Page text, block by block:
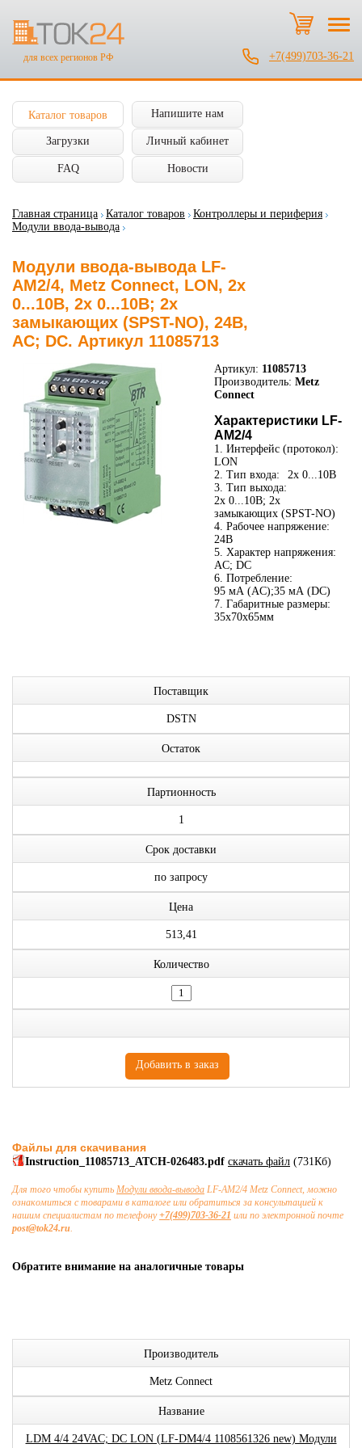
для всех регионов РФ +7(499)703-36-21
Каталог товаров Напишите нам
Загрузки Личный кабинет
FAQ Новости
Главная страница Каталог товаров
Контроллеры и периферия
Модули ввода-вывода
Модули ввода-вывода LF-
AM2/4, Metz Connect, LON, 2x
0...10В, 2x 0...10В; 2x
замыкающих (SPST-NO), 24В,
AC; DC. Артикул 11085713
Артикул: 11085713
Производитель: Metz
Connect
Характеристики LF-
AM2/4
1. Интерфейс (протокол):
LON
2. Тип входа:
2x 0...10В
3. Тип выхода:
2x 0...10В; 2x
замыкающих (SPST-NO)
4. Рабочее напряжение:
24В
5. Характер напряжения:
AC; DC
6. Потребление:
95 мА (AC);35 мА (DC)
7. Габаритные размеры:
35x70x65мм
Поставщик
DSTN
Остаток
Партионность
1
Срок доставки
по запросу
Цена
513,41
Количество
Файлы для скачивания
Instruction_11085713_ATCH-026483.pdf скачать файл (731Кб)
Для того чтобы купить Модули ввода-вывода LF-AM2/4 Metz Connect, можно
ознакомиться с товарами в каталоге или обратиться за консультацией к
нашим специалистам по телефону+7(499)703-36-21 или по электронной почте
post@tok24.ru.
Обратите внимание на аналогичные товары
Производитель
Metz Connect
Название
LDM 4/4 24VAC; DC LON (LF-DM4/4 1108561326 new) Модули